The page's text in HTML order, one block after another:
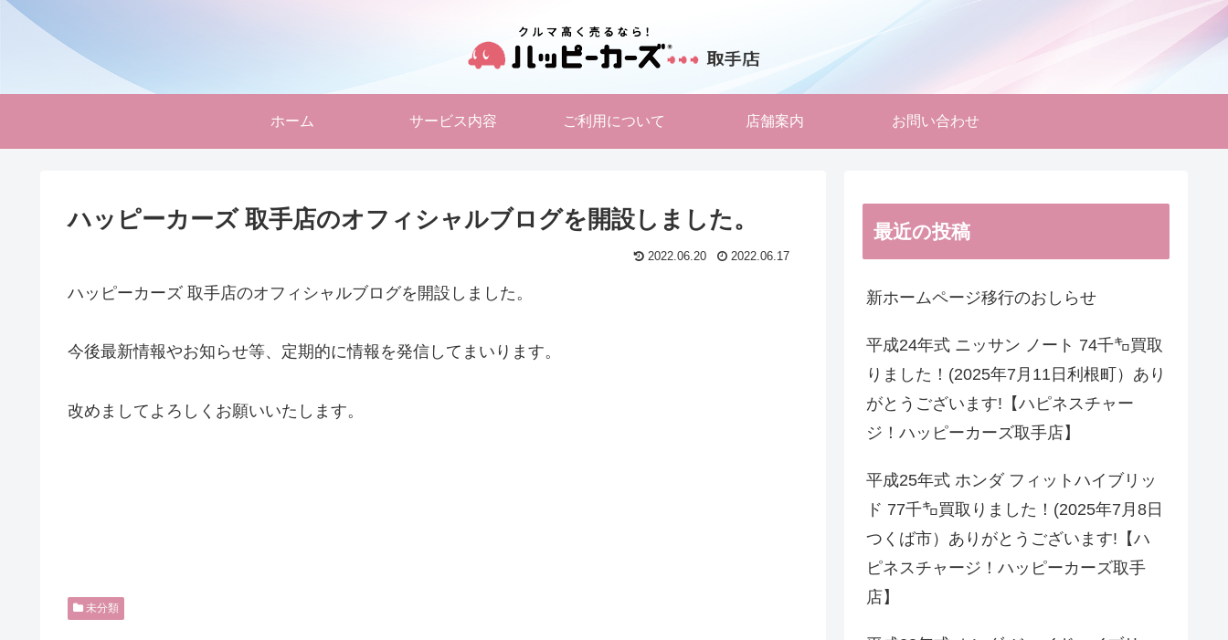
ホーム サービス内容 ご利用について 店舗案内 お問い合わせ
ハッピーカーズ 取手店のオフィシャルブログを開設しました。
2022.06.20 2022.06.17
ハッピーカーズ 取手店のオフィシャルブログを開設しました。
今後最新情報やお知らせ等、定期的に情報を発信してまいります。
改めましてよろしくお願いいたします。
未分類
最近の投稿
新ホームページ移行のおしらせ
平成24年式 ニッサン ノート 74千㌔買取
りました！(2025年7月11日利根町）あり
がとうございます!【ハピネスチャー
ジ！ハッピーカーズ取手店】
平成25年式 ホンダ フィットハイブリッ
ド 77千㌔買取りました！(2025年7月8日
つくば市）ありがとうございます!【ハ
ピネスチャージ！ハッピーカーズ取手
店】